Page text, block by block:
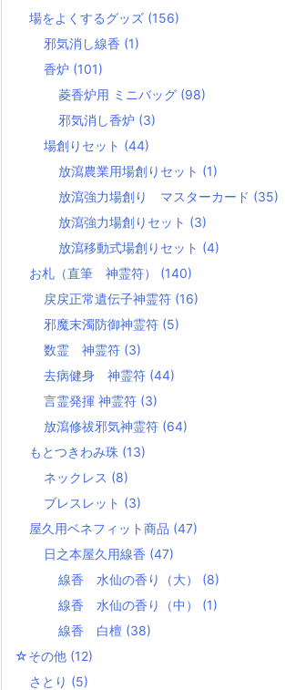
場をよくするグッズ (156)
邪気消し線香 (1)
香炉 (101)
菱香炉用 ミニバッグ (98)
邪気消し香炉 (3)
場創りセット (44)
放瀉農業用場創りセット (1)
放瀉強力場創り マスターカード (35)
放瀉強力場創りセット (3)
放瀉移動式場創りセット (4)
お札（直筆 神霊符） (140)
戻戻正常遺伝子神霊符 (16)
邪魔末濁防御神霊符 (5)
数霊 神霊符 (3)
去病健身 神霊符 (44)
言霊発揮 神霊符 (3)
放瀉修祓邪気神霊符 (64)
もとつきわみ珠 (13)
ネックレス (8)
ブレスレット (3)
屋久用ベネフィット商品 (47)
日之本屋久用線香 (47)
線香 水仙の香り（大） (8)
線香 水仙の香り（中） (1)
線香 白檀 (38)
☆その他 (12)
さとり (5)